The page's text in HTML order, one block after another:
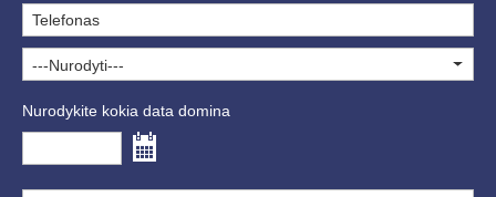
---Nurodyti---
Nurodykite kokia data domina